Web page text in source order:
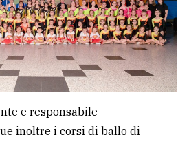
e responsabile
inoltre i corsi di ballo di